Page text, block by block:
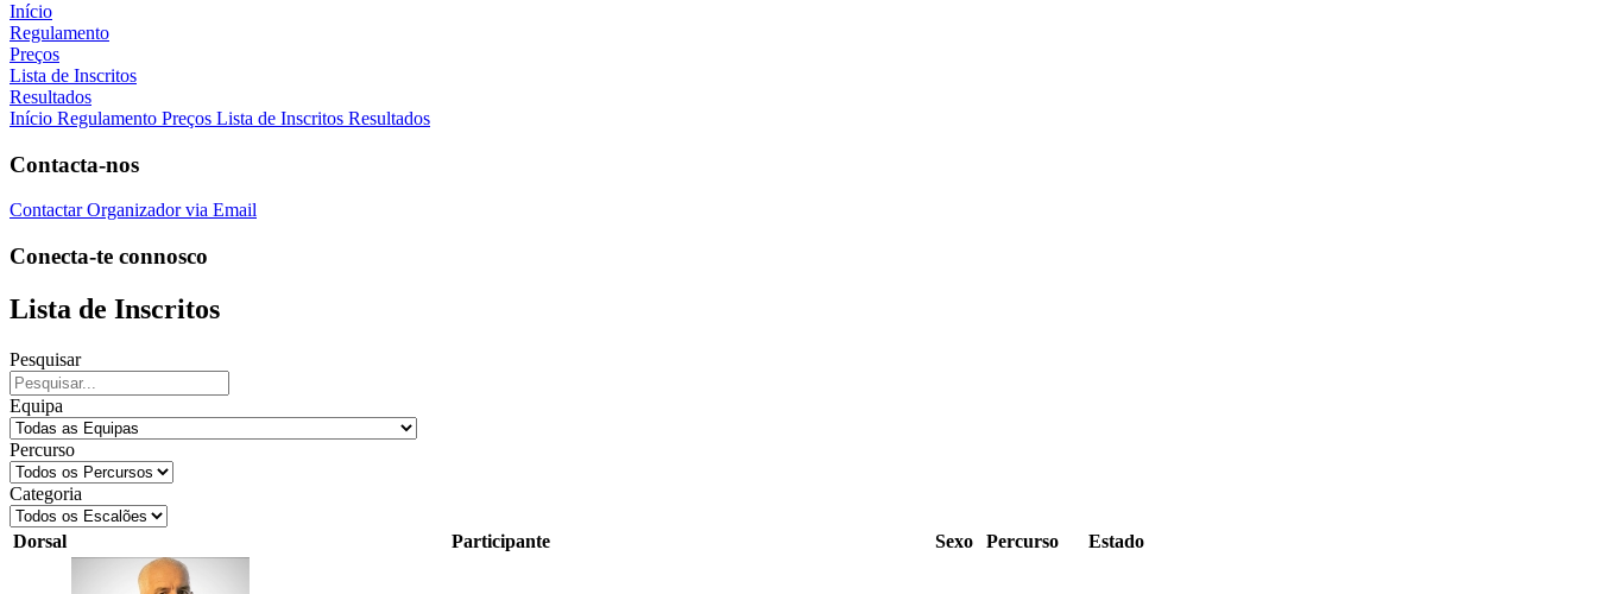
Início
Regulamento
Preços
Lista de Inscritos
Resultados
Início Regulamento Preços Lista de Inscritos Resultados
Contacta-nos
Contactar Organizador via Email
Conecta-te connosco
Lista de Inscritos
Pesquisar
Equipa
Percurso
Categoria
Dorsal Participante Sexo Percurso Estado